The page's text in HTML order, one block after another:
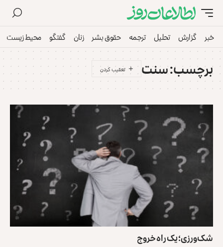
خبر گزارش تحلیل ترجمه حقوق بشر زنان گفتگو محیط زیست
برچسب:سنت
شک‌ورزی؛ یک راه خروج